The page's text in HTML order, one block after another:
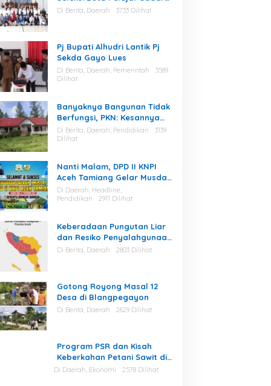
Hukum
Di Berita, Daerah 3733 Dilihat
Pj Bupati Alhudri Lantik Pj
Sekda Gayo Lues
Di Berita, Daerah, Pemerintah
3589
Dilihat
Banyaknya Bangunan Tidak
Berfungsi, PKN: Kesannya
Cuma Berharap Kegiatan
Di Berita, Daerah, Pendidikan
3139
Dilihat
Nanti Malam, DPD II KNPI
Aceh Tamiang Gelar Musda
V
Di Daerah, Headline,
Pendidikan
2911 Dilihat
Keberadaan Pungutan Liar
dan Resiko Penyalahgunaan
Fasilitas Kantor Masih Tinggi
Di Berita, Daerah 2803 Dilihat
Gotong Royong Masal 12
Desa di Blangpegayon
Di Berita, Daerah 2629 Dilihat
Program PSR dan Kisah
Keberkahan Petani Sawit di
Aceh Tamiang
Di Daerah, Ekonomi 2578 Dilihat